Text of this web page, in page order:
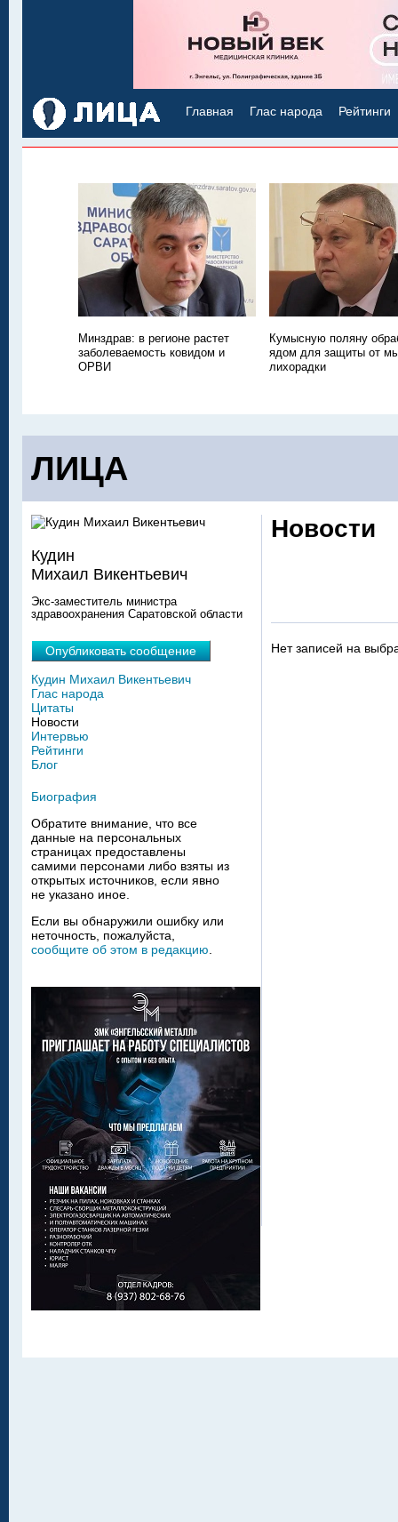
Главная Глас народа Рейтинги
Минздрав: в регионе растет
заболеваемость ковидом и
ОРВИ
Кумысную поляну
ядом для защиты от
лихорадки
ЛИЦА
Новости
Нет записей на
Кудин
Михаил Викентьевич
Экс-заместитель министра
здравоохранения Саратовской области
Опубликовать сообщение
Кудин Михаил Викентьевич
Глас народа
Цитаты
Новости
Интервью
Рейтинги
Блог
Биография
Обратите внимание, что все
данные на персональных
страницах предоставлены
самими персонами либо взяты из
открытых источников, если явно
не указано иное.
Если вы обнаружили ошибку или
неточность, пожалуйста,
сообщите об этом в редакцию